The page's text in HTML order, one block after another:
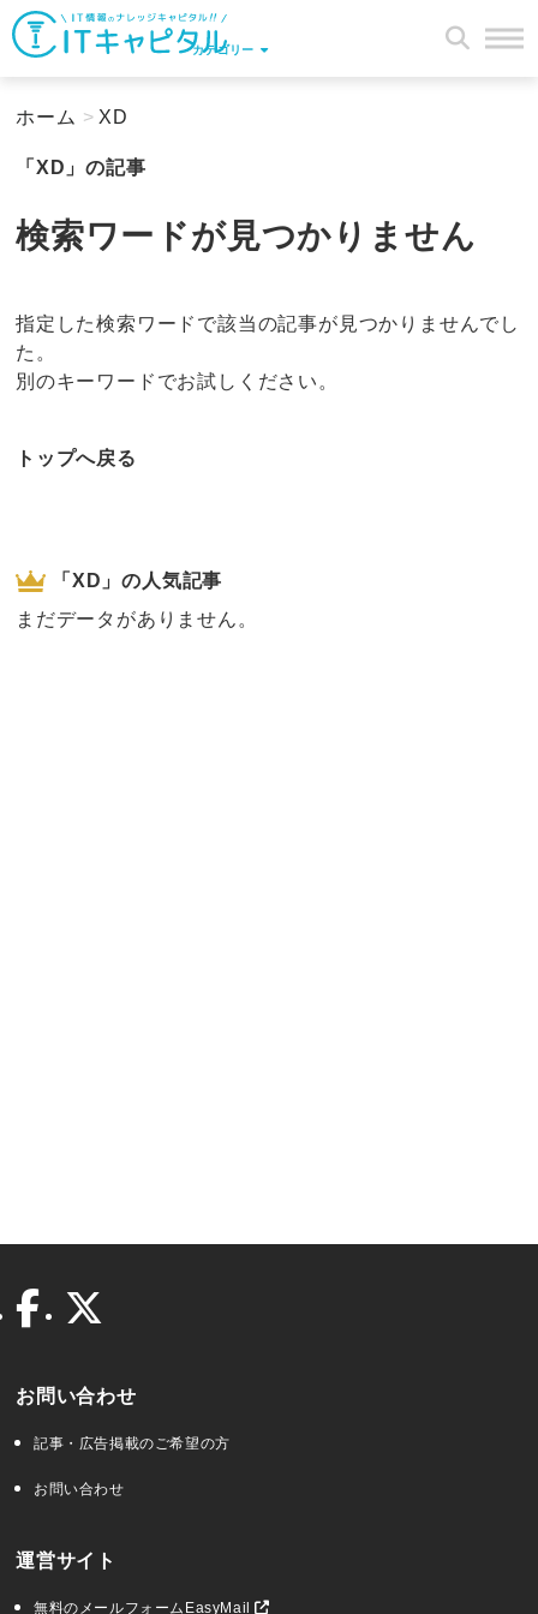
カテゴリー
ホーム > XD
「XD」の記事
検索ワードが見つかりません
指定した検索ワードで該当の記事が見つかりませんでし
た。
別のキーワードでお試しください。
トップへ戻る
「XD」の人気記事
まだデータがありません。
お問い合わせ
記事・広告掲載のご希望の方
お問い合わせ
運営サイト
無料のメールフォームEasyMail